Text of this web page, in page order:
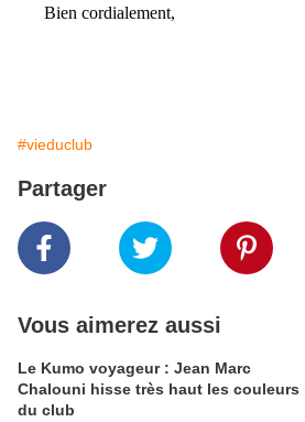
Bien cordialement,
#vieduclub
Partager
Vous aimerez aussi
Le Kumo voyageur : Jean Marc
Chalouni hisse très haut les couleurs
du club